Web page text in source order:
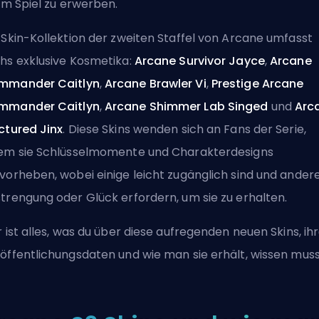
Spiel zu erwerben.
Kollektion der zweiten Staffel von Arcane umfasst
exklusive Kosmetika: Arcane Survivor Jayce,Arcane
Caitlyn,Arcane Brawler Vi, Prestige Arcane
Caitlyn,Arcane Shimmer Lab Singed und
Jinx. Diese Skins wenden sich an Fans der Serie,
sie Schlüsselmomente und Charakterdesigns
wobei einige leicht zugänglich sind und
oder Glück erfordern, um sie zu erhalten.
ist alles, was du über diese aufregenden neuenSkins,
und wie man sie erhält, wissen